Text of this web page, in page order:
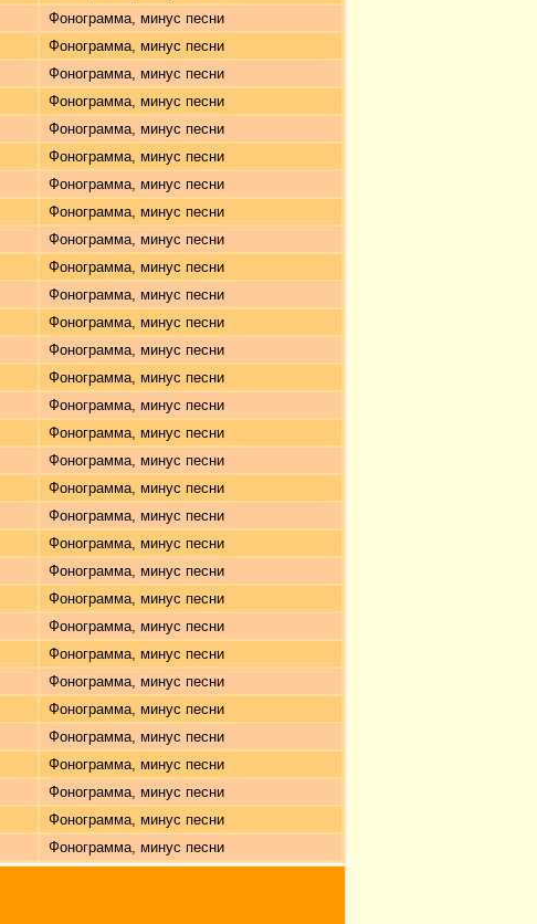
Фонограмма, минус песни
Фонограмма, минус песни
Фонограмма, минус песни
Фонограмма, минус песни
Фонограмма, минус песни
Фонограмма, минус песни
Фонограмма, минус песни
Фонограмма, минус песни
Фонограмма, минус песни
Фонограмма, минус песни
Фонограмма, минус песни
Фонограмма, минус песни
Фонограмма, минус песни
Фонограмма, минус песни
Фонограмма, минус песни
Фонограмма, минус песни
Фонограмма, минус песни
Фонограмма, минус песни
Фонограмма, минус песни
Фонограмма, минус песни
Фонограмма, минус песни
Фонограмма, минус песни
Фонограмма, минус песни
Фонограмма, минус песни
Фонограмма, минус песни
Фонограмма, минус песни
Фонограмма, минус песни
Фонограмма, минус песни
Фонограмма, минус песни
Фонограмма, минус песни
Фонограмма, минус песни